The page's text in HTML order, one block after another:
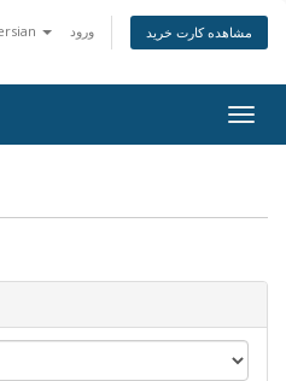
ورود مشاهده کارت خرید